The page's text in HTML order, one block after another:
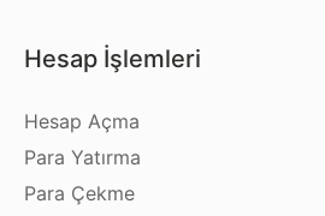
Hesap İşlemleri
Hesap Açma
Para Yatırma
Para Çekme